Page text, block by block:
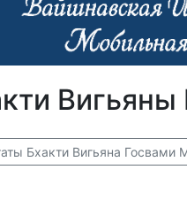
Бхакти Вигьяна Госвами